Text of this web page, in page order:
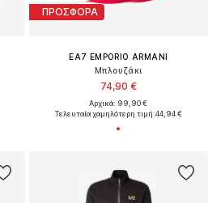
ΠΡΟΣΦΟΡΑ
EA7 EMPORIO ARMANI
Μπλουζάκι
74,90 €
Αρχικά: 99,90 €
Τελευταία χαμηλότερη τιμή:44,94 €